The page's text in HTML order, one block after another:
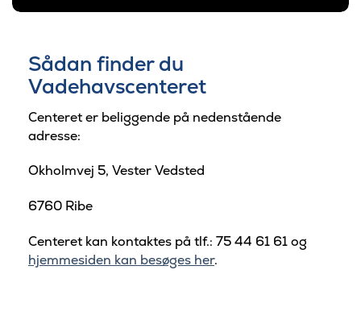
Sådan finder du
Vadehavscenteret
Centeret er beliggende på nedenstående
adresse:
Okholmvej 5, Vester Vedsted
6760 Ribe
Centeret kan kontaktes på tlf.: 75 44 61 61 og
hjemmesiden kan besøges her.